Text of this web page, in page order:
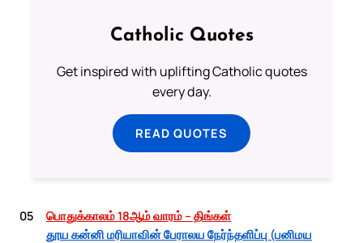
Catholic Quotes
Get inspired with uplifting Catholic quotes
every day.
READ QUOTES
05
பொதுக்காலம் 18ஆம் வாரம் – திங்கள்
தூய கன்னி மரியாவின் பேராலய நேர்ந்தளிப்பு (பனிமய